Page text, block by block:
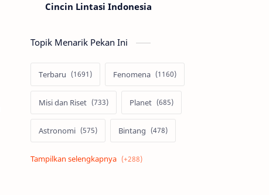
Cincin Lintasi Indonesia
Topik Menarik Pekan Ini
Terbaru Fenomena
Misi dan Riset Planet
Astronomi Bintang
Alam semesta Galaksi